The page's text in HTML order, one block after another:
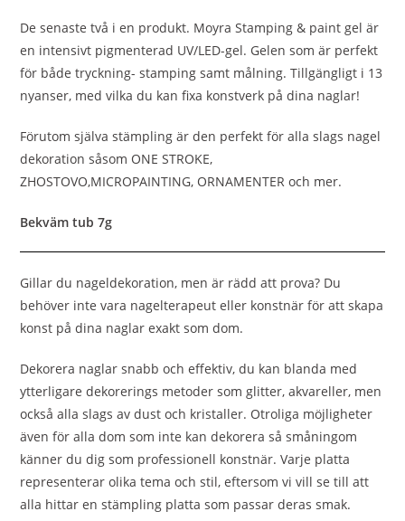
De senaste två i en produkt. Moyra Stamping & paint gel är
en intensivt pigmenterad UV/LED-gel. Gelen som är perfekt
för både tryckning- stamping samt målning. Tillgängligt i 13
nyanser, med vilka du kan fixa konstverk på dina naglar!
Förutom själva stämpling är den perfekt för alla slags nagel
dekoration såsom ONE STROKE,
ZHOSTOVO,MICROPAINTING, ORNAMENTER och mer.
Bekväm tub 7g
Gillar du nageldekoration, men är rädd att prova? Du
behöver inte vara nagelterapeut eller konstnär för att skapa
konst på dina naglar exakt som dom.
Dekorera naglar snabb och effektiv, du kan blanda med
ytterligare dekorerings metoder som glitter, akvareller, men
också alla slags av dust och kristaller. Otroliga möjligheter
även för alla dom som inte kan dekorera så småningom
känner du dig som professionell konstnär. Varje platta
representerar olika tema och stil, eftersom vi vill se till att
alla hittar en stämpling platta som passar deras smak.